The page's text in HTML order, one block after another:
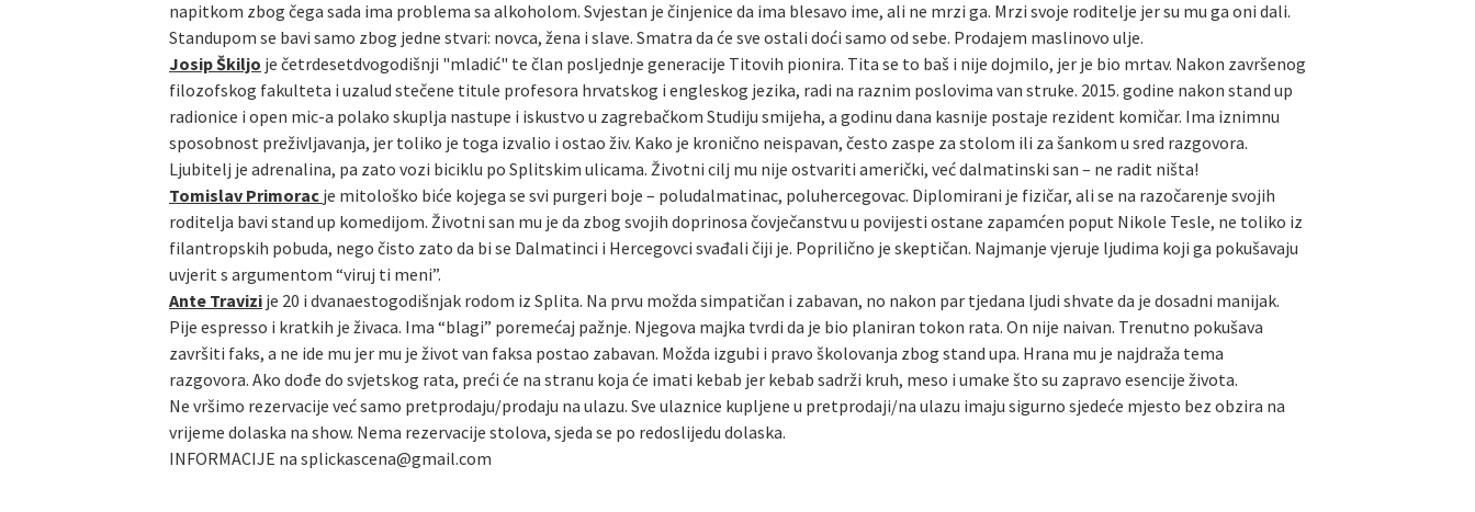
napitkom zbog čega sada ima problema sa alkoholom. Svjestan je činjenice da ima blesavo ime, ali ne mrzi ga. Mrzi svoje roditelje jer su mu ga oni dali.
Standupom se bavi samo zbog jedne stvari: novca, žena i slave. Smatra da će sve ostali doći samo od sebe. Prodajem maslinovo ulje.
Josip Škiljo je četrdesetdvogodišnji "mladić" te član posljednje generacije Titovih pionira. Tita se to baš i nije dojmilo, jer je bio mrtav. Nakon završenog
filozofskog fakulteta i uzalud stečene titule profesora hrvatskog i engleskog jezika, radi na raznim poslovima van struke. 2015. godine nakon stand up
radionice i open mic-a polako skuplja nastupe i iskustvo u zagrebačkom Studiju smijeha, a godinu dana kasnije postaje rezident komičar. Ima iznimnu
sposobnost preživljavanja, jer toliko je toga izvalio i ostao živ. Kako je kronično neispavan, često zaspe za stolom ili za šankom u sred razgovora.
Ljubitelj je adrenalina, pa zato vozi biciklu po Splitskim ulicama. Životni cilj mu nije ostvariti američki, već dalmatinski san – ne radit ništa!
Tomislav Primorac je mitološko biće kojega se svi purgeri boje – poludalmatinac, poluhercegovac. Diplomirani je fizičar, ali se na razočarenje svojih
roditelja bavi stand up komedijom. Životni san mu je da zbog svojih doprinosa čovječanstvu u povijesti ostane zapamćen poput Nikole Tesle, ne toliko iz
filantropskih pobuda, nego čisto zato da bi se Dalmatinci i Hercegovci svađali čiji je. Poprilično je skeptičan. Najmanje vjeruje ljudima koji ga pokušavaju
uvjerit s argumentom “viruj ti meni”.
Ante Travizi je 20 i dvanaestogodišnjak rodom iz Splita. Na prvu možda simpatičan i zabavan, no nakon par tjedana ljudi shvate da je dosadni manijak.
Pije espresso i kratkih je živaca. Ima “blagi” poremećaj pažnje. Njegova majka tvrdi da je bio planiran tokon rata. On nije naivan. Trenutno pokušava
završiti faks, a ne ide mu jer mu je život van faksa postao zabavan. Možda izgubi i pravo školovanja zbog stand upa. Hrana mu je najdraža tema
razgovora. Ako dođe do svjetskog rata, preći će na stranu koja će imati kebab jer kebab sadrži kruh, meso i umake što su zapravo esencije života.
Ne vršimo rezervacije već samo pretprodaju/prodaju na ulazu. Sve ulaznice kupljene u pretprodaji/na ulazu imaju sigurno sjedeće mjesto bez obzira na
vrijeme dolaska na show. Nema rezervacije stolova, sjeda se po redoslijedu dolaska.
INFORMACIJE na splickascena@gmail.com